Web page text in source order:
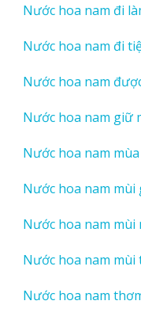
Nước hoa nam đi
Nước hoa nam đi
Nước hoa nam
Nước hoa nam giữ
Nước hoa nam
Nước hoa nam
Nước hoa nam mùi
Nước hoa nam mùi
Nước hoa nam